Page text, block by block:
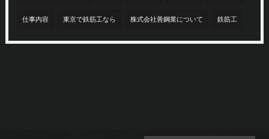
仕事内容 東京で鉄筋工なら 株式会社善鋼業について 鉄筋工